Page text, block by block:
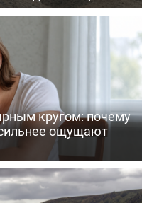
кругом: почему
ощущают